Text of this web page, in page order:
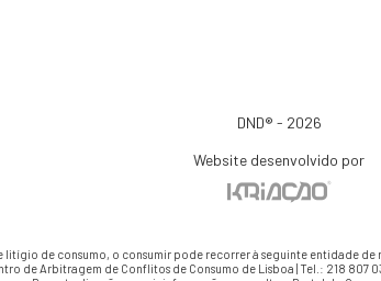
DND® - 2026
Website desenvolvido por
litígio de consumo, o consumir pode recorrer à seguinte entidade
de Arbitragem de Conflitos de Consumo de Lisboa | Tel.: 218